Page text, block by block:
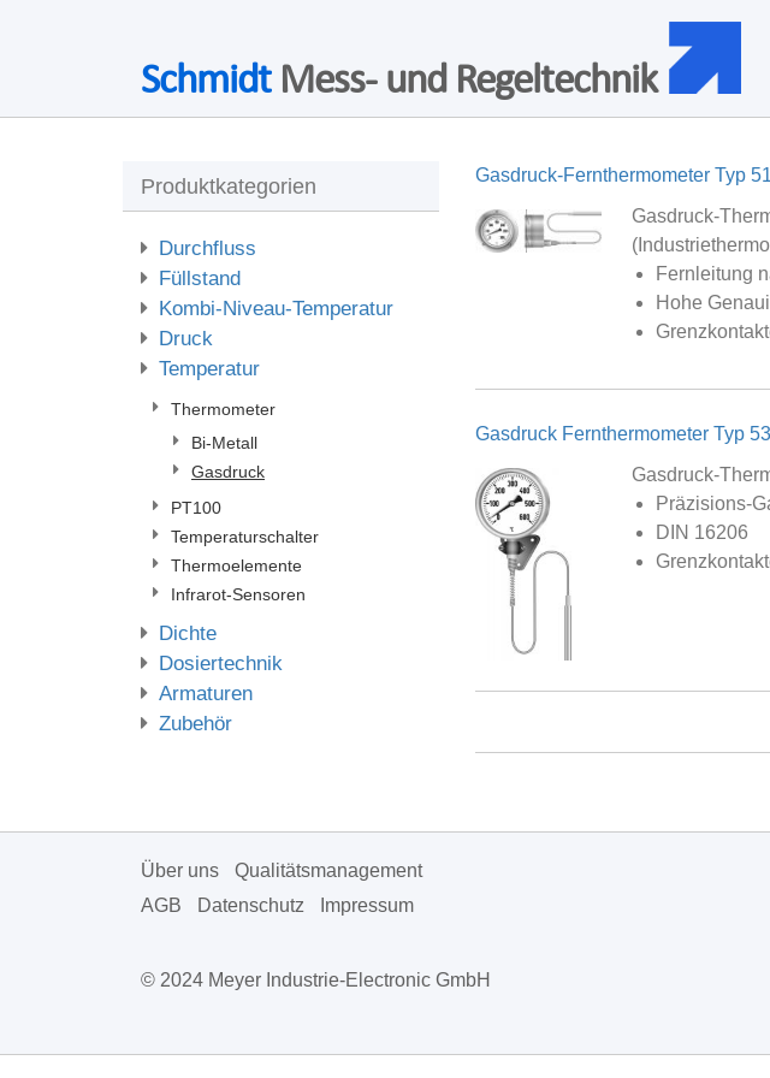
SchmidtMess- und Regeltechnik
Produktkategorien
Durchfluss
Füllstand
Kombi-Niveau-Temperatur
Druck
Temperatur
Thermometer
Bi-Metall
Gasdruck
PT100
Temperaturschalter
Thermoelemente
Infrarot-Sensoren
Dichte
Dosiertechnik
Armaturen
Zubehör
Gasdruck-Fernthermometer Typ 51
Gasdruck-
Fernleitung
Hohe
Gasdruck Fernthermometer Typ 53
Gasdruck-
Präzisions-
DIN 16206
Über uns
Qualitätsmanagement
AGB
Datenschutz Impressum
© 2024 Meyer Industrie-Electronic GmbH